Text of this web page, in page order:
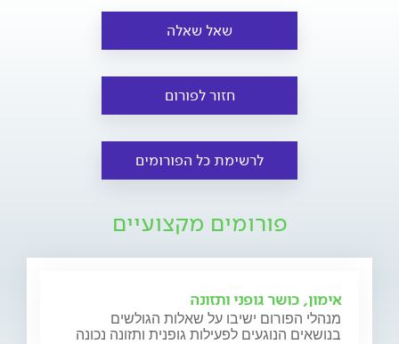
שאל שאלה
חזור לפורום
לרשימת כל הפורומים
פורומים מקצועיים
אימון, כושר גופני ותזונה
מנהלי הפורום ישיבו על שאלות הגולשים
בנושאים הנוגעים לפעילות גופנית ותזונה נכונה